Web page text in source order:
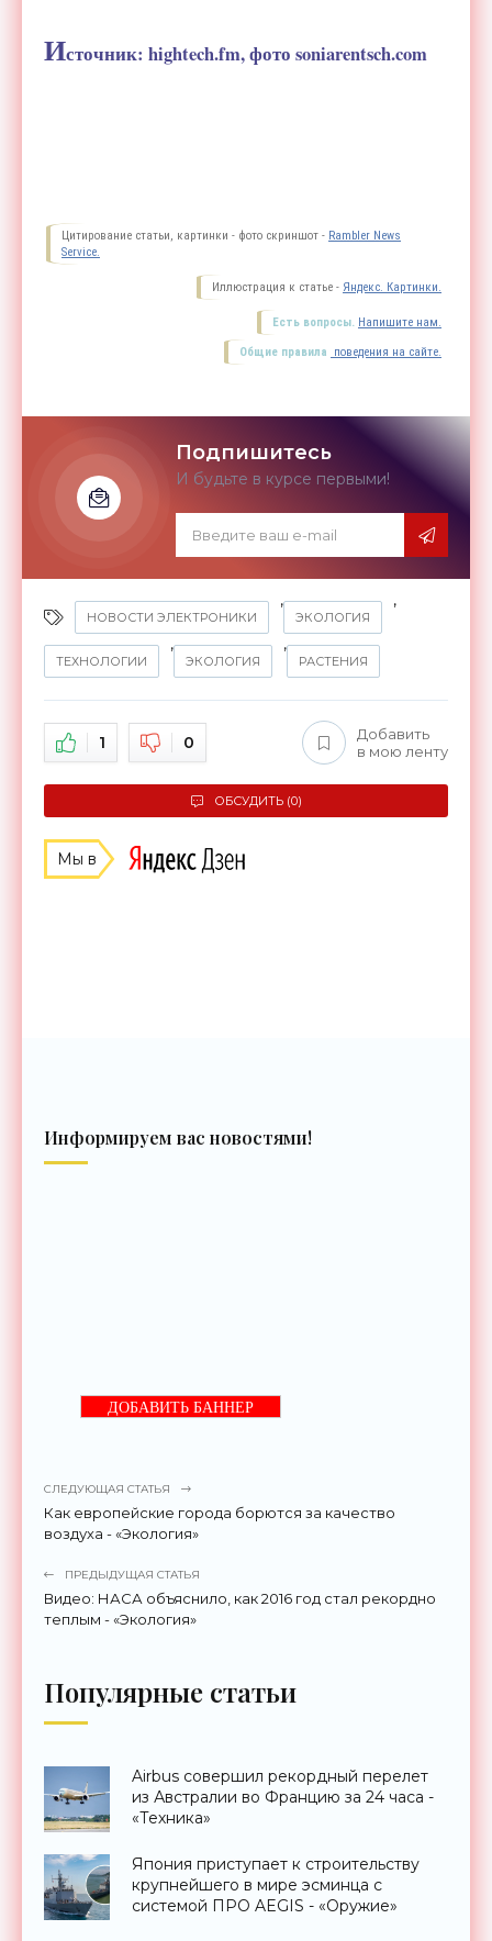
Источник: hightech.fm, фото soniarentsch.com
Цитирование статьи, картинки - фото скриншот - Rambler News
Service.
Иллюстрация к статье - Яндекс. Картинки.
Есть вопросы. Напишите нам.
Общие правила поведения на сайте.
Подпишитесь
И будьте в курсе первыми!
НОВОСТИ ЭЛЕКТРОНИКИ
,
ЭКОЛОГИЯ
,
ТЕХНОЛОГИИ
,
ЭКОЛОГИЯ
,
РАСТЕНИЯ
1 0
Добавить
в мою ленту
ОБСУДИТЬ (0)
Мы в
Информируем вас новостями!
ДОБАВИТЬ БАННЕР
СЛЕДУЮЩАЯ СТАТЬЯ
Как европейские города борются за качество
воздуха - «Экология»
ПРЕДЫДУЩАЯ СТАТЬЯ
Видео: НАСА объяснило, как 2016 год стал рекордно
теплым - «Экология»
Популярные статьи
Airbus совершил рекордный перелет
из Австралии во Францию за 24 часа -
«Техника»
Япония приступает к строительству
крупнейшего в мире эсминца с
системой ПРО AEGIS - «Оружие»